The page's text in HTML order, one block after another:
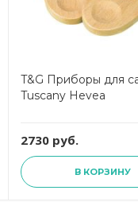
T&G Приборы для
Tuscany Hevea
2730 руб.
В КОРЗИНУ